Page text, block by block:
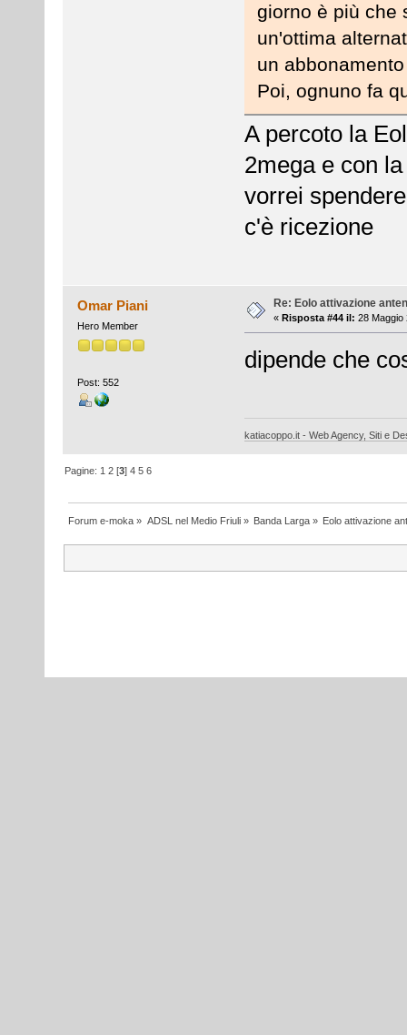
giorno è più che
un'ottima
un
Poi, ognuno fa
A percoto la
2mega e con
vorrei
c'è ricezione
Omar Piani
Hero Member
Post: 552
Re: Eolo attivazione
« Risposta #44 il: 28 Maggio
dipende che
katiacoppo.it - Web Agency, Siti e
Pagine: 1 2 [3]4 5 6
Forum e-moka » ADSL nel Medio Friuli» Banda Larga» Eolo attivazione